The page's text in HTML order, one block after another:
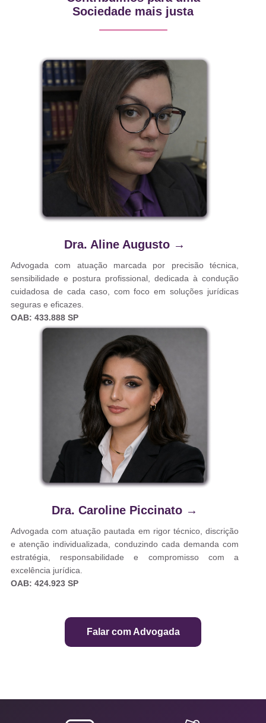
Sociedade mais justa
Dra. Aline Augusto →
Advogada com atuação marcada por precisão técnica,
sensibilidade e postura profissional, dedicada à condução
cuidadosa de cada caso, com foco em soluções jurídicas
seguras e eficazes.
OAB: 433.888 SP
Dra. Caroline Piccinato →
Advogada com atuação pautada em rigor técnico, discrição
e atenção individualizada, conduzindo cada demanda com
estratégia, responsabilidade e compromisso com a
excelência jurídica.
OAB: 424.923 SP
Falar com Advogada